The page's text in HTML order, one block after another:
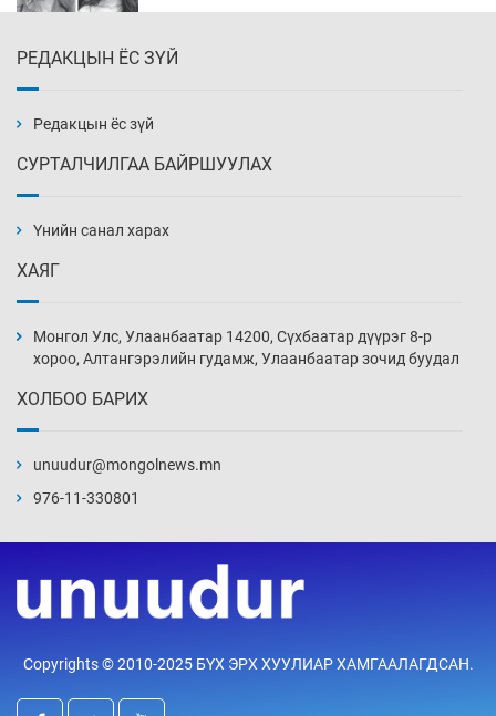
Уржигдар 14 цаг 00 мин
нэмэгджээ
Уржигдар 13 цаг 30 мин
Уржигдар 13 цаг 00 мин
Уржигдар 12 цаг 30 мин
үйлчилж буй гэв
Уржигдар 12 цаг 00 мин
РЕДАКЦЫН ЁС ЗҮЙ
Редакцын ёс зүй
СУРТАЛЧИЛГАА БАЙРШУУЛАХ
Үнийн санал харах
ХАЯГ
Монгол Улс, Улаанбаатар 14200, Сүхбаатар дүүрэг 8-р
хороо, Алтангэрэлийн гудамж, Улаанбаатар зочид буудал
ХОЛБОО БАРИХ
unuudur@mongolnews.mn
976-11-330801
Copyrights © 2010-2025 БҮХ ЭРХ ХУУЛИАР ХАМГААЛАГДСАН.